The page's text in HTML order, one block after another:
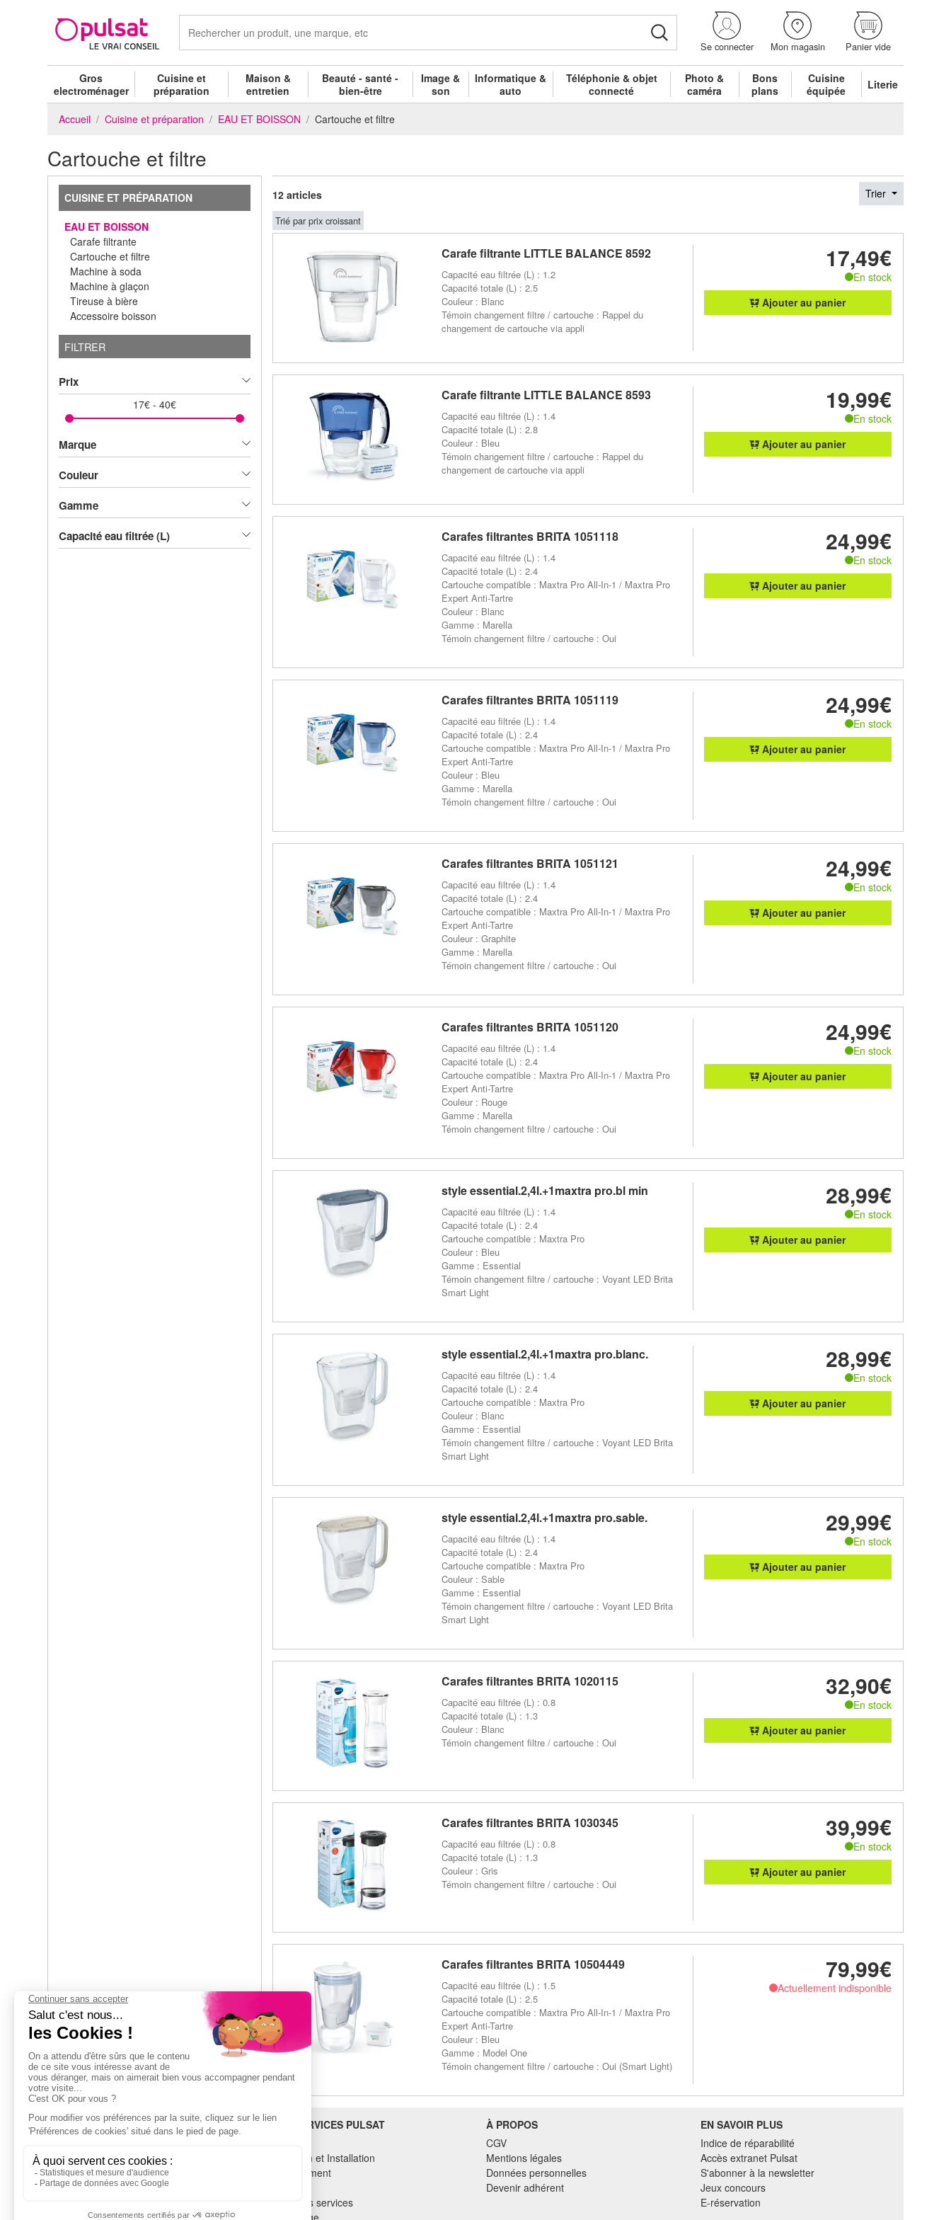
Se connecter Mon magasin Panier vide
Gros
electroménager
Cuisine et
préparation
Maison &
entretien
Beauté - santé -
bien-être
Image &
son
Informatique &
auto
Téléphonie & objet
connecté
Photo &
caméra
Bons
plans
Cuisine
équipée
Literie
Accueil Cuisine et préparation EAU ET BOISSON Cartouche et filtre
Cartouche et filtre
CUISINE ET PRÉPARATION
EAU ET BOISSON
Carafe filtrante
Cartouche et filtre
Machine à soda
Machine à glaçon
Tireuse à bière
Accessoire boisson
FILTRER
Prix
17€- 40€
Marque
Couleur
Gamme
Capacité eau filtrée (L)
12 articles Trier
Trié par prix croissant
Carafe filtrante LITTLE BALANCE 8592
Capacité eau filtrée (L) : 1.2
Capacité totale (L) : 2.5
Couleur : Blanc
Témoin changement filtre / cartouche : Rappel du
changement de cartouche via appli
17,49€
En stock
Ajouter au panier
Carafe filtrante LITTLE BALANCE 8593
Capacité eau filtrée (L) : 1.4
Capacité totale (L) : 2.8
Couleur : Bleu
Témoin changement filtre / cartouche : Rappel du
changement de cartouche via appli
19,99€
En stock
Ajouter au panier
Carafes filtrantes BRITA 1051118
Capacité eau filtrée (L) : 1.4
Capacité totale (L) : 2.4
Cartouche compatible : Maxtra Pro All-In-1 / Maxtra Pro
Expert Anti-Tartre
Couleur : Blanc
Gamme : Marella
Témoin changement filtre / cartouche : Oui
24,99€
En stock
Ajouter au panier
Carafes filtrantes BRITA 1051119
Capacité eau filtrée (L) : 1.4
Capacité totale (L) : 2.4
Cartouche compatible : Maxtra Pro All-In-1 / Maxtra Pro
Expert Anti-Tartre
Couleur : Bleu
Gamme : Marella
Témoin changement filtre / cartouche : Oui
24,99€
En stock
Ajouter au panier
Carafes filtrantes BRITA 1051121
Capacité eau filtrée (L) : 1.4
Capacité totale (L) : 2.4
Cartouche compatible : Maxtra Pro All-In-1 / Maxtra Pro
Expert Anti-Tartre
Couleur : Graphite
Gamme : Marella
Témoin changement filtre / cartouche : Oui
24,99€
En stock
Ajouter au panier
Carafes filtrantes BRITA 1051120
Capacité eau filtrée (L) : 1.4
Capacité totale (L) : 2.4
Cartouche compatible : Maxtra Pro All-In-1 / Maxtra Pro
Expert Anti-Tartre
Couleur : Rouge
Gamme : Marella
Témoin changement filtre / cartouche : Oui
24,99€
En stock
Ajouter au panier
style essential.2,4l.+1maxtra pro.bl min
Capacité eau filtrée (L) : 1.4
Capacité totale (L) : 2.4
Cartouche compatible : Maxtra Pro
Couleur : Bleu
Gamme : Essential
Témoin changement filtre / cartouche : Voyant LED Brita
Smart Light
28,99€
En stock
Ajouter au panier
style essential.2,4l.+1maxtra pro.blanc.
Capacité eau filtrée (L) : 1.4
Capacité totale (L) : 2.4
Cartouche compatible : Maxtra Pro
Couleur : Blanc
Gamme : Essential
Témoin changement filtre / cartouche : Voyant LED Brita
Smart Light
28,99€
En stock
Ajouter au panier
style essential.2,4l.+1maxtra pro.sable.
Capacité eau filtrée (L) : 1.4
Capacité totale (L) : 2.4
Cartouche compatible : Maxtra Pro
Couleur : Sable
Gamme : Essential
Témoin changement filtre / cartouche : Voyant LED Brita
Smart Light
29,99€
En stock
Ajouter au panier
Carafes filtrantes BRITA 1020115
Capacité eau filtrée (L) : 0.8
Capacité totale (L) : 1.3
Couleur : Blanc
Témoin changement filtre / cartouche : Oui
32,90€
En stock
Ajouter au panier
Carafes filtrantes BRITA 1030345
Capacité eau filtrée (L) : 0.8
Capacité totale (L) : 1.3
Couleur : Gris
Témoin changement filtre / cartouche : Oui
39,99€
En stock
Ajouter au panier
Carafes filtrantes BRITA 10504449
Capacité eau filtrée (L) : 1.5
Capacité totale (L) : 2.5
Cartouche compatible : Maxtra Pro All-In-1 / Maxtra Pro
Expert Anti-Tartre
Couleur : Bleu
Gamme : Model One
Témoin changement filtre / cartouche : Oui (Smart Light)
79,99€
Actuellement indisponible
BESOIN D'AIDE ?
TROUVEZ-NOUS !
LES SERVICES PULSAT
Livraison et Installation
Financement
Tous nos services
Recyclage
À PROPOS
CGV
Mentions légales
Données personnelles
Devenir adhérent
EN SAVOIR PLUS
Indice de réparabilité
Accès extranet Pulsat
S'abonner à la newsletter
Jeux concours
E-réservation